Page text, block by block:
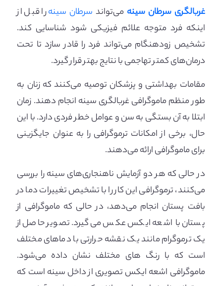
غربالگری سرطان سینه می‌تواند سرطان سینهرا قبل از
اینکه فرد متوجه علائم فیزیکی شود شناسایی کند.
تشخیص زودهنگام می‌تواند فرد را قادر سازد تا تحت
درمان‌های کمتر تهاجمی با نتایج بهتر قرار گیرد.
مقامات بهداشتی و پزشکان توصیه می‌کنند که زنان به
طور منظم ماموگرافی غربالگری سینه انجام دهند. زمان
ابتلا به آن بستگی به سن و عوامل خطر فردی دارد. با این
حال، برخی از امکانات ترموگرافی را به عنوان جایگزینی
برای ماموگرافی ارائه می‌دهند.
در حالی که هر دو آزمایش ناهنجاری‌های سینه را بررسی
می‌کنند، ترموگرافی این کار را با تشخیص تغییرات دما در
بافت پستان انجام می‌دهد، در حالی که ماموگرافی از
پستان با اشعه ایکس عکس می‌گیرد. تصویر حاصل از
یک ترموگرام مانند یک نقشه حرارتی با دماهای مختلف
است که با رنگ های مختلف نشان داده می‌شود.
ماموگرافی اشعه ایکس تصویری از داخل سینه است که